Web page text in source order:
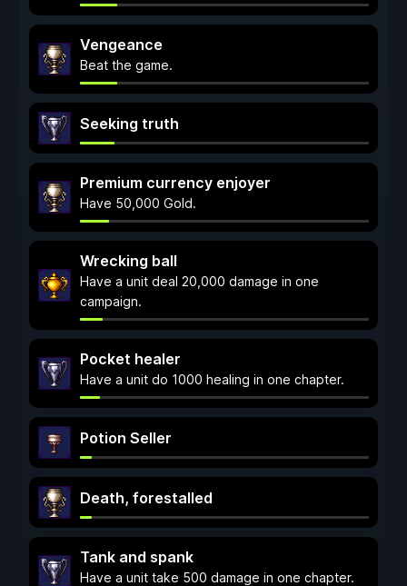
Vengeance
Beat the game.
Seeking truth
Premium currency enjoyer
Have 50,000 Gold.
Wrecking ball
Have a unit deal 20,000 damage in one
campaign.
Pocket healer
Have a unit do 1000 healing in one chapter.
Potion Seller
Death, forestalled
Tank and spank
Have a unit take 500 damage in one chapter.